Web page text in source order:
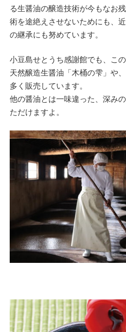
る生醤油の醸造技術が今もなお
術を途絶えさせないためにも、
の継承にも努めています。
小豆島せとうち感謝館でも、こ
天然醸造生醤油「木桶の雫」や
多く販売しています。
他の醤油とは一味違った、深み
ただけますよ。